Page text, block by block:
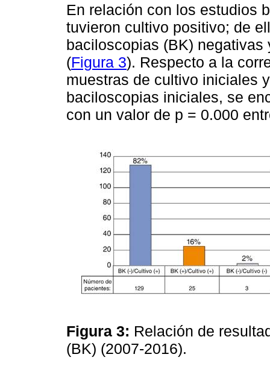
En relación con los estudios
tuvieron cultivo positivo; de
baciloscopias (BK)
(Figura 3). Respecto a la
muestras de cultivo iniciales
baciloscopias iniciales, se
con un valor de p = 0.000
Figura 3: Relación de
(BK) (2007-2016).